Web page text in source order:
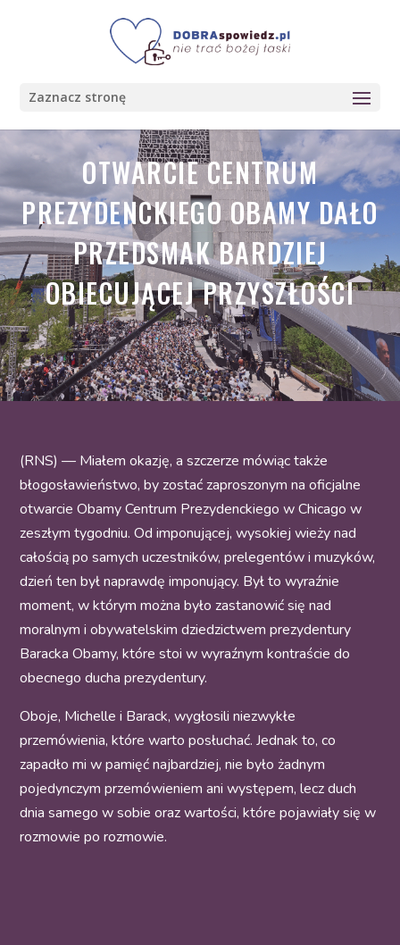
Zaznacz stronę
OTWARCIE CENTRUM
PREZYDENCKIEGO OBAMY DAŁO
PRZEDSMAK BARDZIEJ
OBIECUJĄCEJ PRZYSZŁOŚCI
(RNS) — Miałem okazję, a szczerze mówiąc także
błogosławieństwo, by zostać zaproszonym na oficjalne
otwarcie Obamy Centrum Prezydenckiego w Chicago w
zeszłym tygodniu. Od imponującej, wysokiej wieży nad
całością po samych uczestników, prelegentów i muzyków,
dzień ten był naprawdę imponujący. Był to wyraźnie
moment, w którym można było zastanowić się nad
moralnym i obywatelskim dziedzictwem prezydentury
Baracka Obamy, które stoi w wyraźnym kontraście do
obecnego ducha prezydentury.
Oboje, Michelle i Barack, wygłosili niezwykłe
przemówienia, które warto posłuchać. Jednak to, co
zapadło mi w pamięć najbardziej, nie było żadnym
pojedynczym przemówieniem ani występem, lecz duch
dnia samego w sobie oraz wartości, które pojawiały się w
rozmowie po rozmowie.